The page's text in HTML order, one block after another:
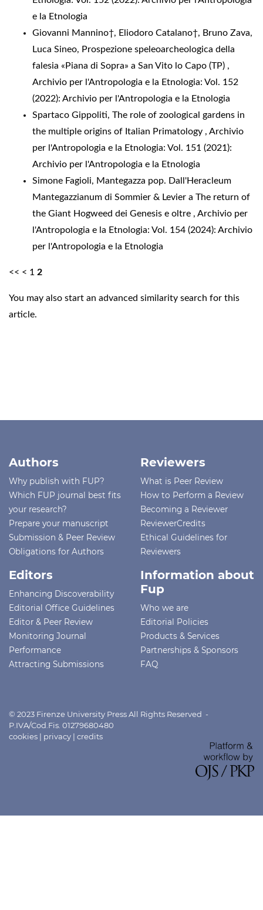
e la Etnologia
Giovanni Mannino†, Eliodoro Catalano†, Bruno Zava,
Luca Sineo, Prospezione speleoarcheologica della
falesia «Piana di Sopra» a San Vito lo Capo (TP) ,
Archivio per l'Antropologia e la Etnologia: Vol. 152
(2022): Archivio per l'Antropologia e la Etnologia
Spartaco Gippoliti, The role of zoological gardens in
the multiple origins of Italian Primatology , Archivio
per l'Antropologia e la Etnologia: Vol. 151 (2021):
Archivio per l'Antropologia e la Etnologia
Simone Fagioli, Mantegazza pop. Dall'Heracleum
Mantegazzianum di Sommier & Levier a The return of
the Giant Hogweed dei Genesis e oltre , Archivio per
l'Antropologia e la Etnologia: Vol. 154 (2024): Archivio
per l'Antropologia e la Etnologia
<< < 1 2
You may also start an advanced similarity search for this
article.
Authors
Why publish with FUP?
Which FUP journal best fits
your research?
Prepare your manuscript
Submission & Peer Review
Obligations for Authors
Reviewers
What is Peer Review
How to Perform a Review
Becoming a Reviewer
ReviewerCredits
Ethical Guidelines for
Reviewers
Editors
Enhancing Discoverability
Editorial Office Guidelines
Editor & Peer Review
Monitoring Journal
Performance
Attracting Submissions
Information about
Fup
Who we are
Editorial Policies
Products & Services
Partnerships & Sponsors
FAQ
© 2023 Firenze University Press All Rights Reserved -
P.IVA/Cod.Fis. 01279680480
cookies | privacy | credits